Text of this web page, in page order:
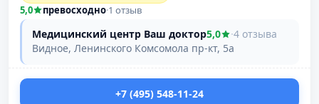
5,0
превосходно·1 отзыв
Медицинский центр Ваш доктор5,0 ·4 отзыва
Видное, Ленинского Комсомола пр-кт, 5а
+7 (495) 548-11-24